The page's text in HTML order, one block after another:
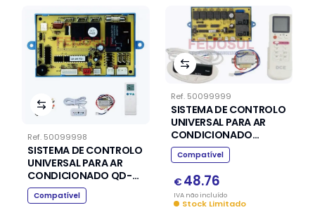
Ref. 50099998
SISTEMA DE CONTROLO
UNIVERSAL PARA AR
CONDICIONADO QD-
U05PGC
Compatível
Ref. 50099999
SISTEMA DE CONTROLO
UNIVERSAL PARA AR
CONDICIONADO
DCE111A
Compatível
€ 48.76
IVA nãoincluído
Stock Limitado